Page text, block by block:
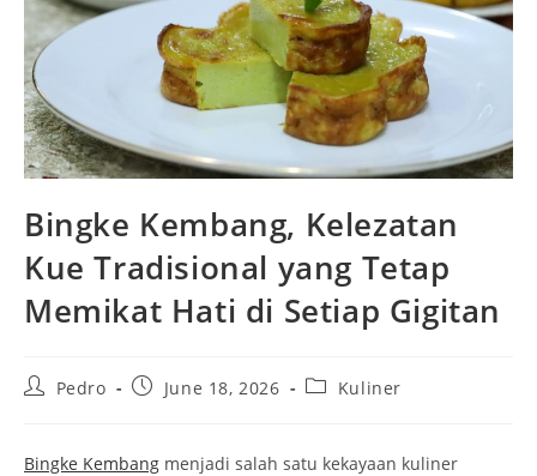
Bingke Kembang, Kelezatan
Kue Tradisional yang Tetap
Memikat Hati di Setiap Gigitan
PostPedro
PostJune 18, 2026
PostKuliner
Bingke Kembang menjadi salah satu kekayaan kuliner